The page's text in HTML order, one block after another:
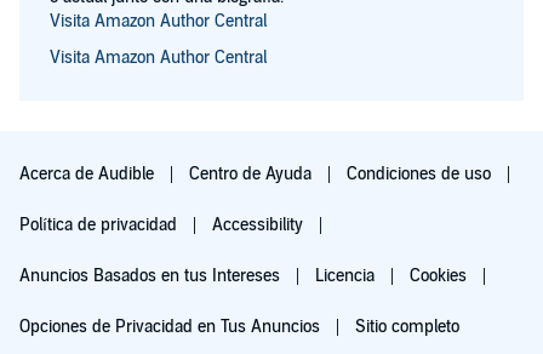
Visita Amazon Author Central
Visita Amazon Author Central
Acerca de Audible Centro de Ayuda Condiciones de uso
Política de privacidad Accessibility
Anuncios Basados en tus Intereses Licencia Cookies
Opciones de Privacidad en Tus Anuncios Sitio completo